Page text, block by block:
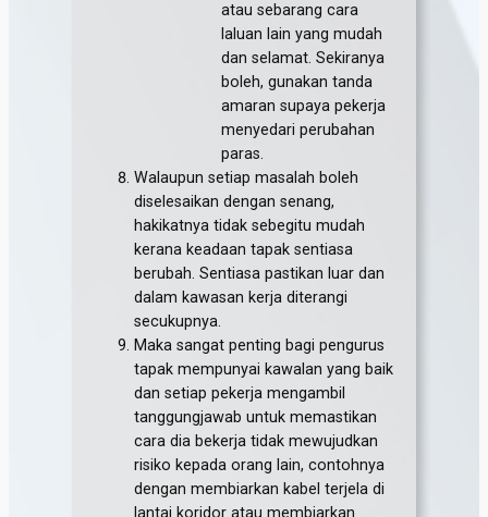
atau sebarang cara
laluan lain yang mudah
dan selamat. Sekiranya
boleh, gunakan tanda
amaran supaya pekerja
menyedari perubahan
paras.
Walaupun setiap masalah boleh
diselesaikan dengan senang,
hakikatnya tidak sebegitu mudah
kerana keadaan tapak sentiasa
berubah. Sentiasa pastikan luar dan
dalam kawasan kerja diterangi
secukupnya.
Maka sangat penting bagi pengurus
tapak mempunyai kawalan yang baik
dan setiap pekerja mengambil
tanggungjawab untuk memastikan
cara dia bekerja tidak mewujudkan
risiko kepada orang lain, contohnya
dengan membiarkan kabel terjela di